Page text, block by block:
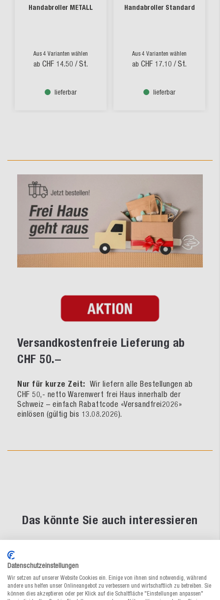
Handabroller METALL
Aus 4 Varianten wählen
ab CHF 14.50 / St.
lieferbar
Handabroller Standard
Aus 4 Varianten wählen
ab CHF 17.10 / St.
lieferbar
Versandkostenfreie Lieferung ab
CHF 50.–
Nur für kurze Zeit: Wir liefern alle Bestellungen ab
CHF 50,- netto Warenwert frei Haus innerhalb der
Schweiz – einfach Rabattcode «Versandfrei2026»
einlösen (gültig bis 13.08.2026).
Das könnte Sie auch interessieren
Datenschutzeinstellungen
Wir setzen auf unserer Website Cookies ein. Einige von ihnen sind notwendig, während
andere uns helfen unser Onlineangebot zu verbessern und wirtschaftlich zu betreiben. Sie
können dies akzeptieren oder per Klick auf die Schaltfläche "Einstellungen anpassen"